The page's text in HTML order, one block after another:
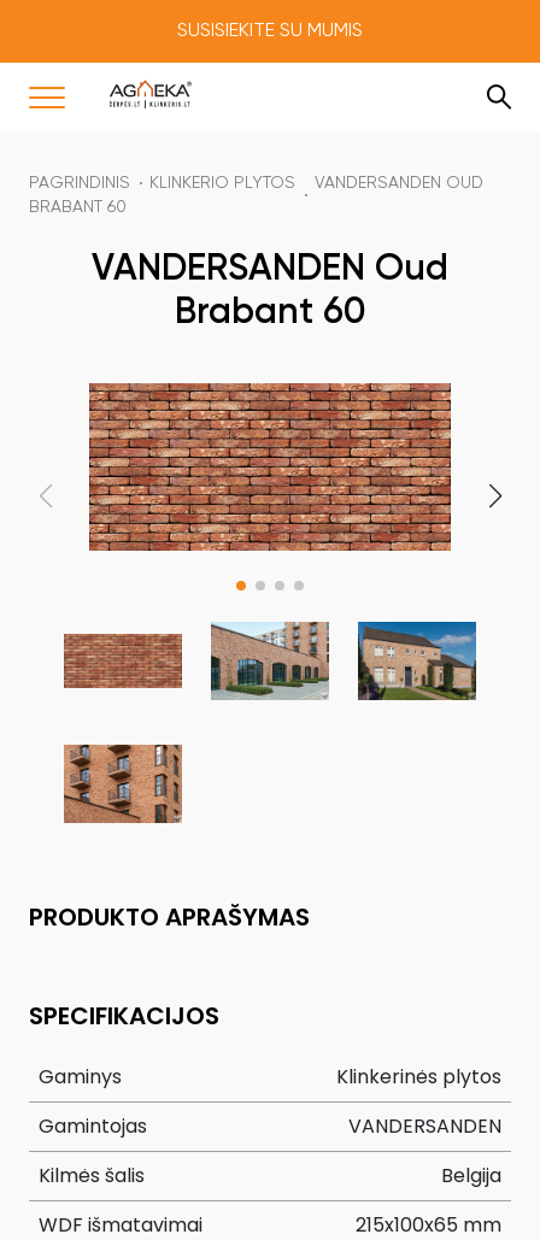
SUSISIEKITE SU MUMIS
PAGRINDINIS KLINKERIO PLYTOS
VANDERSANDEN OUD
BRABANT 60
VANDERSANDEN Oud
Brabant 60
PRODUKTO APRAŠYMAS
SPECIFIKACIJOS
Gaminys
Klinkerinės plytos
Gamintojas
VANDERSANDEN
Kilmės šalis
Belgija
WDF išmatavimai
215x100x65 mm